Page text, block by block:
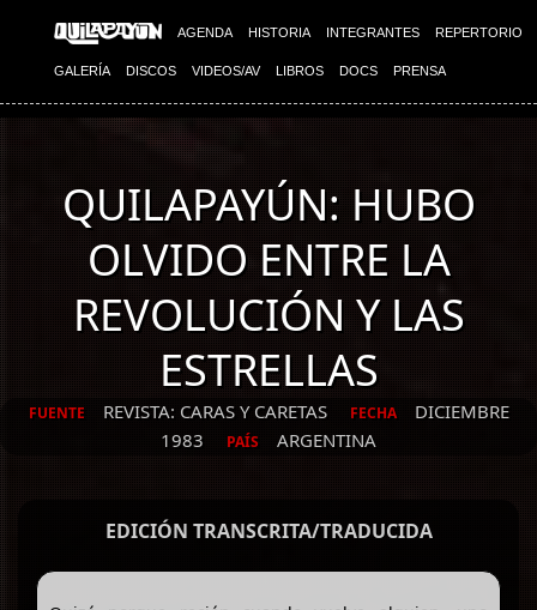
AGENDA HISTORIA INTEGRANTES REPERTORIO
GALERÍA DISCOS VIDEOS/AV LIBROS DOCS PRENSA
QUILAPAYÚN: HUBO
OLVIDO ENTRE LA
REVOLUCIÓN Y LAS
ESTRELLAS
FUENTE REVISTA: CARAS Y CARETAS FECHA
DICIEMBRE
1983
PAÍS ARGENTINA
EDICIÓN TRANSCRITA/TRADUCIDA